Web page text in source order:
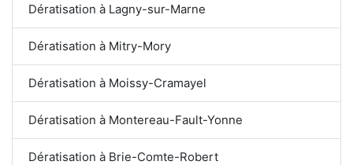
Dératisation à Lagny-sur-Marne
Dératisation à Mitry-Mory
Dératisation à Moissy-Cramayel
Dératisation à Montereau-Fault-Yonne
Dératisation à Brie-Comte-Robert